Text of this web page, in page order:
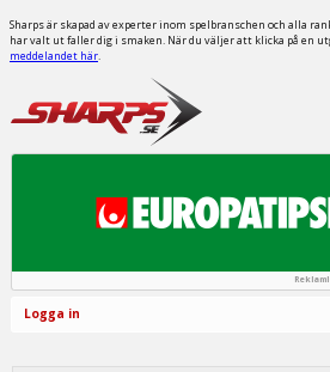
Sharps är skapad av experter inom spelbranschen och alla
har valt ut faller dig i smaken. När du väljer att klicka på en
meddelandet här.
Logga in